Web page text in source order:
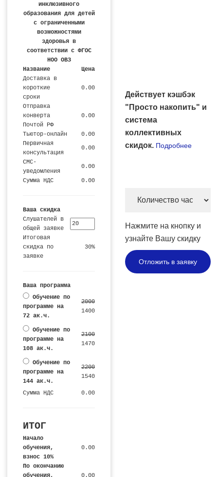
инклюзивного
образования для детей
с ограниченными
возможностями
здоровья в
соответствии с ФГОС
НОО ОВЗ
Название
Цена
Доставка в
короткие
сроки
0.00
Отправка
конверта
Почтой РФ
0.00
Тьютор-онлайн
0.00
Первичная
консультация
0.00
СМС-
уведомления
0.00
Сумма НДС 0.00
Ваша скидка
Слушателей в
общей заявке
Итоговая
скидка по
заявке
30%
Ваша программа
Обучение по
программе на
72 ак.ч.
2000
1400
Обучение по
программе на
108 ак.ч.
2100
1470
Обучение по
программе на
144 ак.ч.
2200
1540
Сумма НДС 0.00
ИТОГ
Начало
обучения,
взнос 10%
0.00
По окончанию
обучения,
0.00
Действует кэшбэк
"Просто накопить" и
система
коллективных
скидок. Подробнее
Нажмите на кнопку и
узнайте Вашу скидку
Отложить в заявку